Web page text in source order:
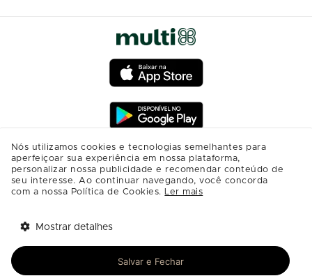
Nós utilizamos cookies e tecnologias semelhantes para
aperfeiçoar sua experiência em nossa plataforma,
personalizar nossa publicidade e recomendar conteúdo de
seu interesse. Ao continuar navegando, você concorda
com a nossa Política de Cookies. Ler mais
Mostrar detalhes
Salvar e Fechar
esperando por você!
Baixe agora o app Multi
Abrir